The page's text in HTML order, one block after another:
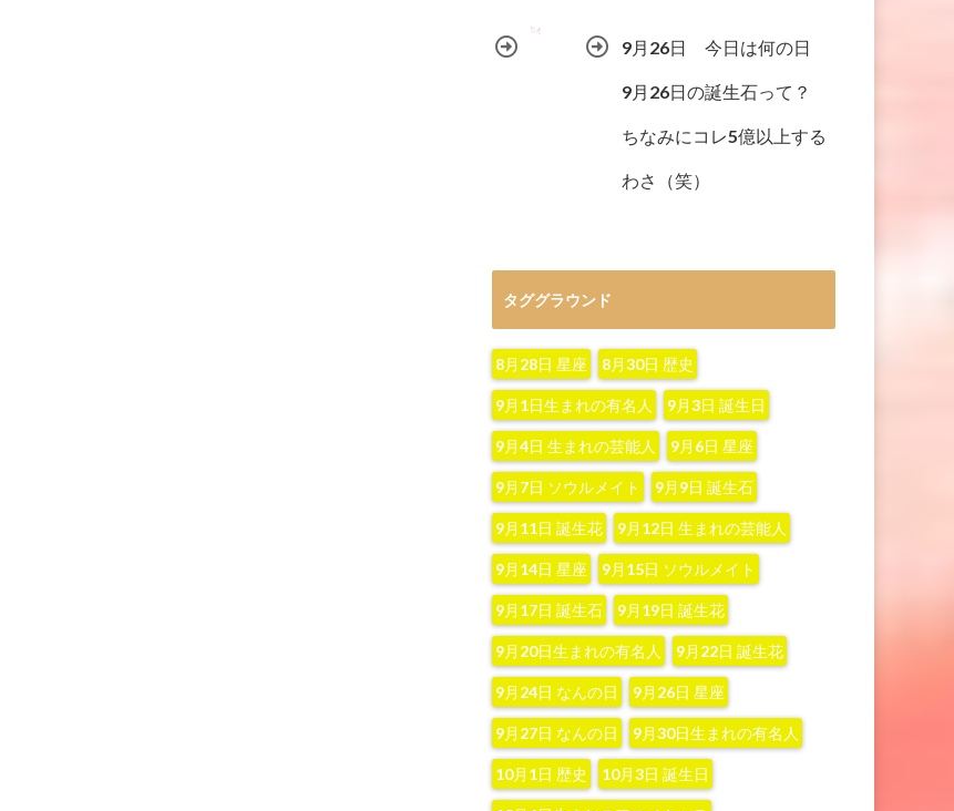
9月26日 今日は何の日
9月26日の誕生石って？
ちなみにコレ5億以上する
わさ（笑）
タググラウンド
8月28日 星座 8月30日 歴史
9月1日生まれの有名人 9月3日 誕生日
9月4日 生まれの芸能人 9月6日 星座
9月7日 ソウルメイト 9月9日 誕生石
9月11日 誕生花 9月12日 生まれの芸能人
9月14日 星座 9月15日 ソウルメイト
9月17日 誕生石 9月19日 誕生花
9月20日生まれの有名人 9月22日 誕生花
9月24日 なんの日 9月26日 星座
9月27日 なんの日 9月30日生まれの有名人
10月1日 歴史 10月3日 誕生日